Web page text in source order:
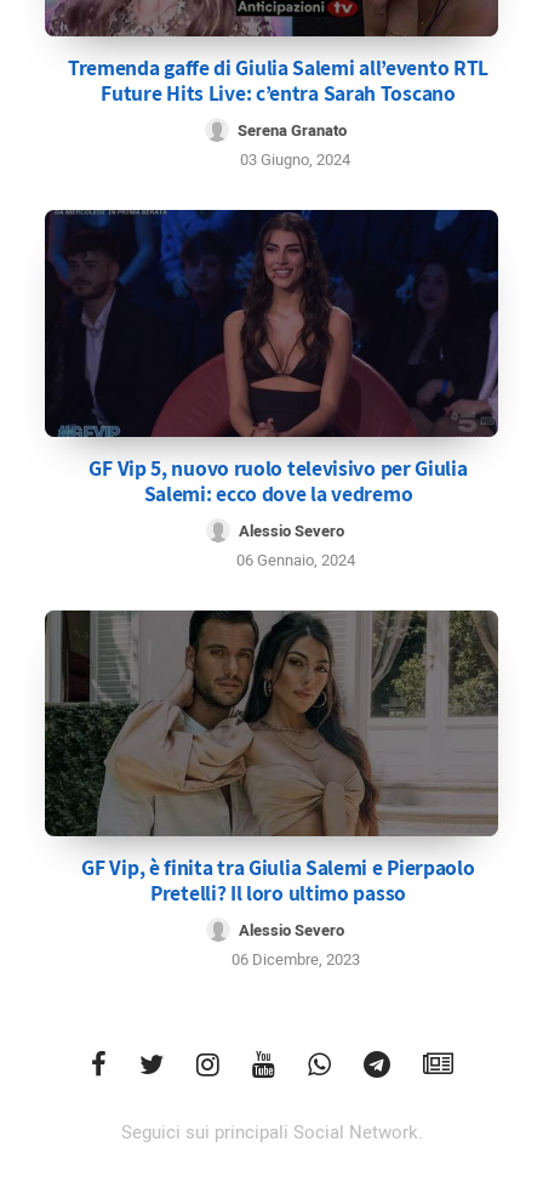
Tremenda gaffe di Giulia Salemi all’evento RTL
Future Hits Live: c’entra Sarah Toscano
Serena Granato
03 Giugno, 2024
GF Vip 5, nuovo ruolo televisivo per Giulia
Salemi: ecco dove la vedremo
Alessio Severo
06 Gennaio, 2024
GF Vip, è finita tra Giulia Salemi e Pierpaolo
Pretelli? Il loro ultimo passo
Alessio Severo
06 Dicembre, 2023
Seguici sui principali Social Network.